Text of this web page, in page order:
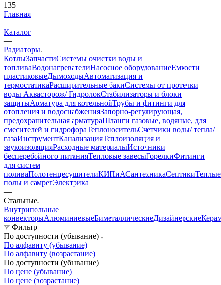
135
Главная
—
Каталог
—
Радиаторы
КотлыЗапчастиСистемы очистки воды и
топливаВодонагревателиНасосное оборудованиеЕмкости
пластиковыеДымоходыАвтоматизация и
термостатикаРасширительные бакиСистемы от протечки
воды Аквасторож/ ГидролокСтабилизаторы и блоки
защитыАрматура для котельнойТрубы и фитинги для
отопления и водоснабженияЗапорно-регулирующая,
предохранительная арматураШланги газовые, водяные, для
смесителей и гидрофораТеплоносительСчетчики воды/ тепла/
газаИнструментКанализацияТеплоизоляция и
звукоизоляцияРасходные материалыИсточники
бесперебойного питанияТепловые завесыГорелкиФитинги
для систем
поливаПолотенцесушителиКИПиАСантехникаСептикиТеплые
полы и самрегЭлектрика
—
Стальные
Внутрипольные
конвекторыАлюминиевыеБиметаллическиеДизайнерские
Фильтр
По доступности (убывание)
По алфавиту (убывание)
По алфавиту (возрастание)
По доступности (убывание)
По цене (убывание)
По цене (возрастание)